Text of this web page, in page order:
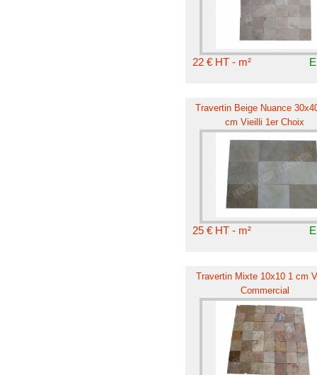
22 € HT - m²
Travertin Beige Nuance
cm Vieilli 1er Choix
25 € HT - m²
Travertin Mixte 10x10 1 cm
Commercial